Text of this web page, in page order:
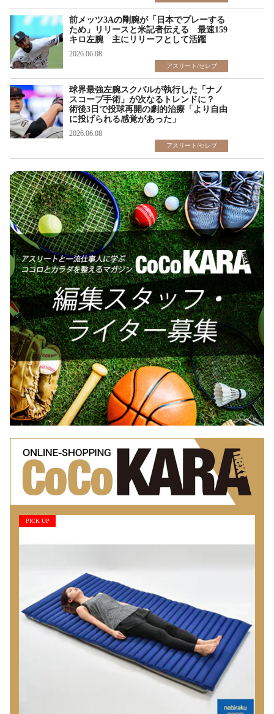
前メッツ3Aの剛腕が「日本でプレーする
ため」リリースと米記者伝える 最速159
キロ左腕 主にリリーフとして活躍
2026.06.08
アスリート/セレブ
球界最強左腕スクバルが執行した「ナノ
スコープ手術」が次なるトレンドに？
術後3日で投球再開の劇的治療「より自由
に投げられる感覚があった」
2026.06.08
アスリート/セレブ
PICK UP